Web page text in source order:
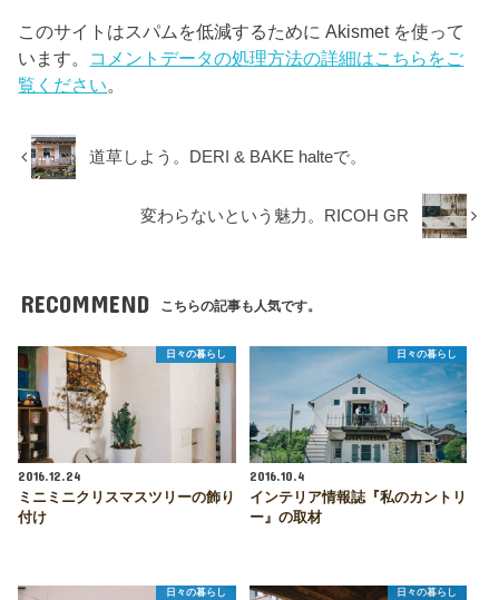
このサイトはスパムを低減するために Akismet を使って
います。 コメントデータの処理方法の詳細はこちらをご
覧ください。
道草しよう。DERI & BAKE halteで。
変わらないという魅力。RICOH GR
RECOMMEND こちらの記事も人気です。
日々の暮らし
2016.12.24
ミニミニクリスマスツリーの飾り
付け
日々の暮らし
2016.10.4
インテリア情報誌『私のカントリ
ー』の取材
日々の暮らし 日々の暮らし